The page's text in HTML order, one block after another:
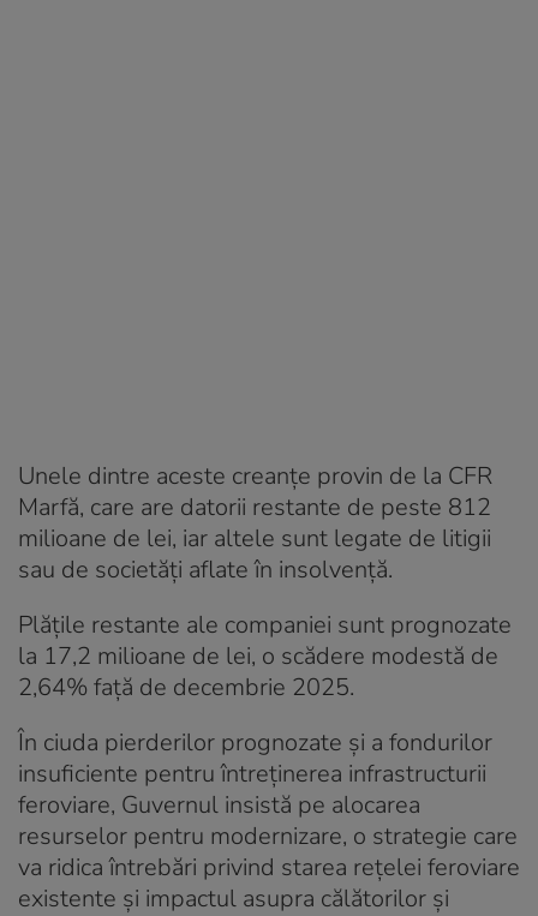
Unele dintre aceste creanțe provin de la CFR
Marfă, care are datorii restante de peste 812
milioane de lei, iar altele sunt legate de litigii
sau de societăți aflate în insolvență.
Plățile restante ale companiei sunt prognozate
la 17,2 milioane de lei, o scădere modestă de
2,64% față de decembrie 2025.
În ciuda pierderilor prognozate și a fondurilor
insuficiente pentru întreținerea infrastructurii
feroviare, Guvernul insistă pe alocarea
resurselor pentru modernizare, o strategie care
va ridica întrebări privind starea rețelei feroviare
existente și impactul asupra călătorilor și